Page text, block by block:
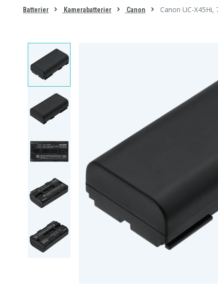
Batterier Kamerabatterier Canon Canon UC-X45Hi,